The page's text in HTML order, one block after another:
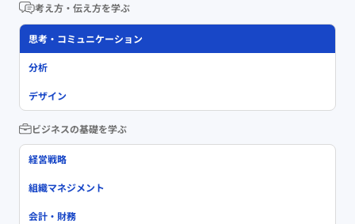
考え方・伝え方を学ぶ
思考・コミュニケーション
分析
デザイン
ビジネスの基礎を学ぶ
経営戦略
組織マネジメント
会計・財務